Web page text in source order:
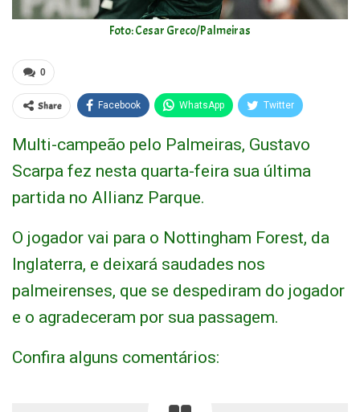
Foto: Cesar Greco/Palmeiras
0
Share Facebook WhatsApp Twitter
Multi-campeão pelo Palmeiras, Gustavo
Scarpa fez nesta quarta-feira sua última
partida no Allianz Parque.
O jogador vai para o Nottingham Forest, da
Inglaterra, e deixará saudades nos
palmeirenses, que se despediram do jogador
e o agradeceram por sua passagem.
Confira alguns comentários: